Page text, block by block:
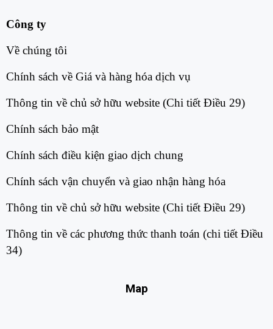
Công ty
Về chúng tôi​
Chính sách về Giá và hàng hóa dịch vụ​
Thông tin về chủ sở hữu website (Chi tiết Điều 29)​
Chính sách bảo mật​
Chính sách điều kiện giao dịch chung​
Chính sách vận chuyển và giao nhận hàng hóa​
Thông tin về chủ sở hữu website (Chi tiết Điều 29)​
Thông tin về các phương thức thanh toán (chi tiết Điều
34)​
Map